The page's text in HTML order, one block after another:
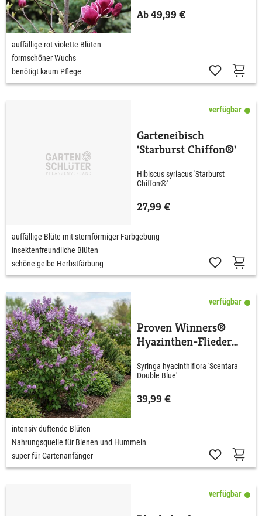
Ab 49,99 €
auffällige rot-violette Blüten
formschöner Wuchs
benötigt kaum Pflege
verfügbar
Garteneibisch
'Starburst Chiffon®'
Hibiscus syriacus 'Starburst
Chiffon®'
27,99 €
auffällige Blüte mit sternförmiger Farbgebung
insektenfreundliche Blüten
schöne gelbe Herbstfärbung
verfügbar
Proven Winners®
Hyazinthen-Flieder
Blue'
Syringa hyacinthiflora 'Scentara
Double Blue'
39,99 €
intensiv duftende Blüten
Nahrungsquelle für Bienen und Hummeln
super für Gartenanfänger
verfügbar